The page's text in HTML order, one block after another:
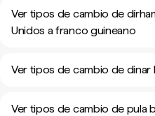
Ver tipos de cambio de
Unidos a franco guineano
Ver tipos de cambio de dinar
Ver tipos de cambio de pula